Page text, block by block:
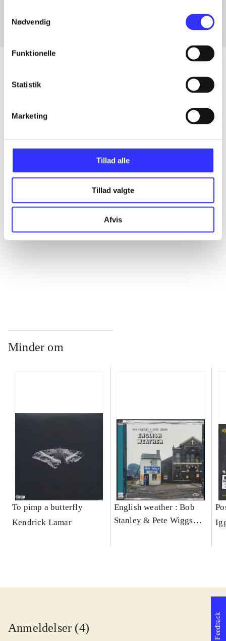
Nødvendig
Funktionelle
Statistik
Marketing
Tillad alle
Tillad valgte
Afvis
Alle registrerede artikler fordelt på udgivelser
...
...
Minder om
To pimp a butterfly
Kendrick Lamar
English weather : Bob
Stanley & Pete Wiggs
Anmeldelser (4) Feedback